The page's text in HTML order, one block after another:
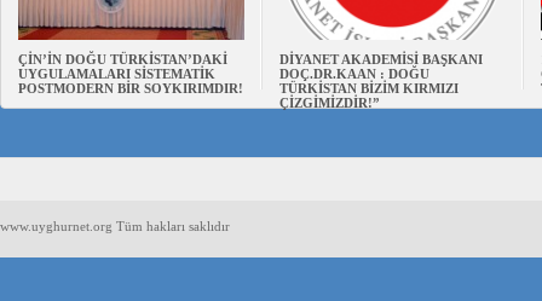
ÇİN’İN DOĞU TÜRKİSTAN’DAKİ
UYGULAMALARI SİSTEMATİK
POSTMODERN BİR SOYKIRIMDIR!
DİYANET AKADEMİSİ BAŞKANI
DOÇ.DR.KAAN : DOĞU
TÜRKİSTAN BİZİM KIRMIZI
ÇİZGİMİZDİR!”
www.uyghurnet.org Tüm hakları saklıdır